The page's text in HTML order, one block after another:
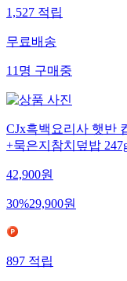
1,527적립
무료배송
11명구매중
CJx흑백요리사 햇반
+묵은지참치덮밥
42,900원
30%29,900원
897적립